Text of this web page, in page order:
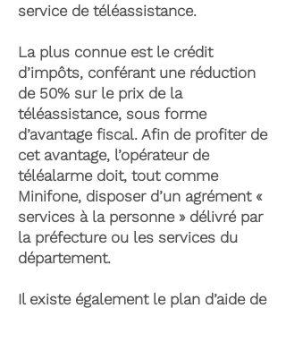
service de téléassistance.
La plus connue est le crédit
d’impôts, conférant une réduction
de 50% sur le prix de la
téléassistance, sous forme
d’avantage fiscal. Afin de profiter de
cet avantage, l’opérateur de
téléalarme doit, tout comme
Minifone, disposer d’un agrément «
services à la personne » délivré par
la préfecture ou les services du
département.
Il existe également le plan d’aide de